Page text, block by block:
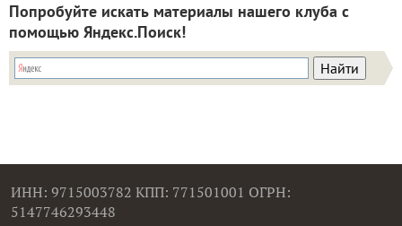
Попробуйте искать материалы нашего клуба с
помощью Яндекс.Поиск!
ИНН: 9715003782 КПП: 771501001 ОГРН:
5147746293448